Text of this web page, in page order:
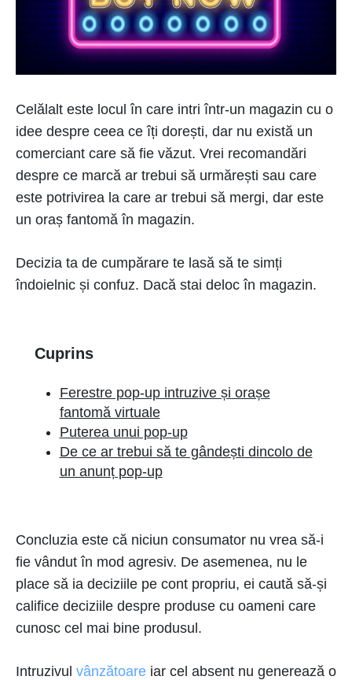
Celălalt este locul în care intri într-un magazin cu o
idee despre ceea ce îți dorești, dar nu există un
comerciant care să fie văzut. Vrei recomandări
despre ce marcă ar trebui să urmărești sau care
este potrivirea la care ar trebui să mergi, dar este
un oraș fantomă în magazin.
Decizia ta de cumpărare te lasă să te simți
îndoielnic și confuz. Dacă stai deloc în magazin.
Cuprins
Ferestre pop-up intruzive și orașe
fantomă virtuale
Puterea unui pop-up
De ce ar trebui să te gândești dincolo de
un anunț pop-up
Concluzia este că niciun consumator nu vrea să-i
fie vândut în mod agresiv. De asemenea, nu le
place să ia deciziile pe cont propriu, ei caută să-și
califice deciziile despre produse cu oameni care
cunosc cel mai bine produsul.
Intruzivul vânzătoare iar cel absent nu generează o